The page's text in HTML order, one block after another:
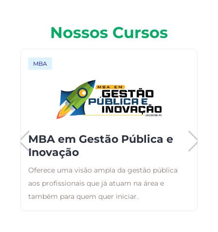
Nossos Cursos
MBA
MBA em Gestão Pública e
Inovação
Oferece uma visão ampla da gestão pública
aos profissionais que já atuam na área e
também para quem quer iniciar.